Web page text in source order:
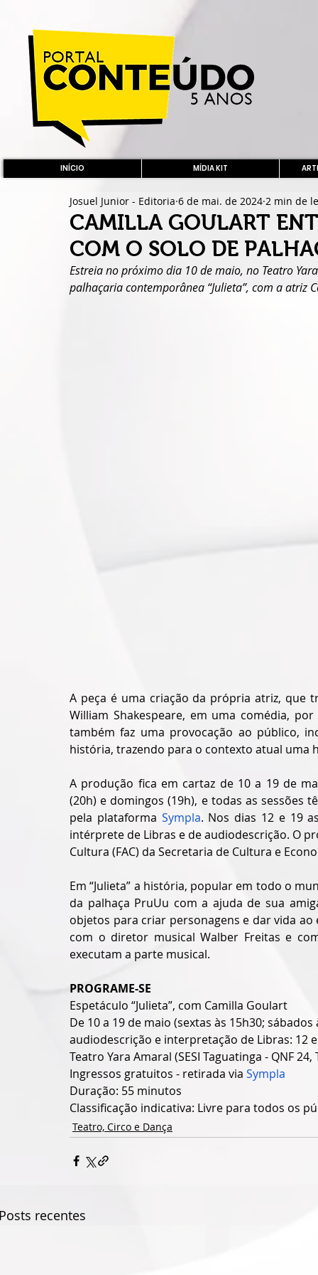
INÍCIO MÍDIA KIT
CAMILLA GOULART
COM O SOLO DE
Josuel Junior - Editoria 6 de mai. de 2024 2 min de
Estreia no próximo dia 10 de maio, no Teatro
palhaçaria contemporânea “Julieta”, com a atriz
A peça é uma criação da própria atriz, que
William Shakespeare, em uma comédia,
também faz uma provocação ao público,
história, trazendo para o contexto atual uma
A produção fica em cartaz de 10 a 19 de
(20h) e domingos (19h), e todas as sessões
pela plataforma Sympla. Nos dias 12 e 19
intérprete de Libras e de audiodescrição. O
Cultura (FAC) da Secretaria de Cultura e
Em “Julieta” a história, popular em todo o
da palhaça PruUu com a ajuda de sua
objetos para criar personagens e dar vida
com o diretor musical Walber Freitas e
executam a parte musical.
PROGRAME-SE
Espetáculo “Julieta”, com Camilla Goulart
De 10 a 19 de maio (sextas às 15h30;
audiodescrição e interpretação de Libras: 12
Teatro Yara Amaral (SESI Taguatinga - QNF
Ingressos gratuitos - retirada via Sympla
Duração: 55 minutos
Classificação indicativa: Livre para todos os
Teatro, Circo e Dança
recentes